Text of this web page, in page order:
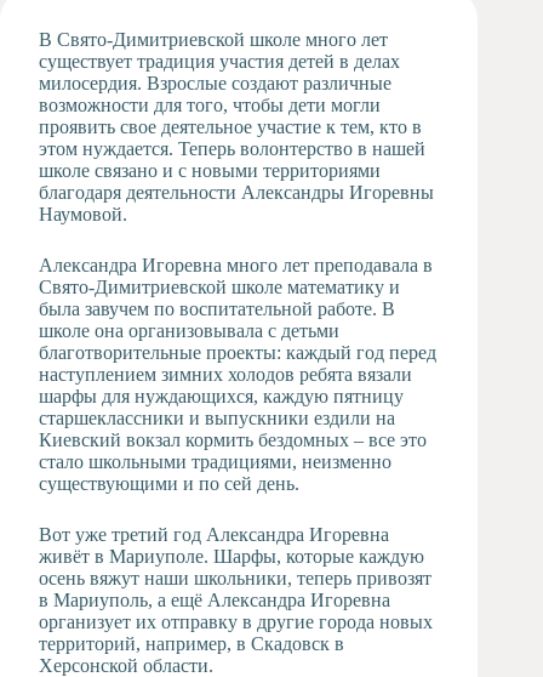
студия
Музыкальное
отделение
Психологическая
Служба
Тьюторская
служба
В Свято-Димитриевской школе много лет
существует традиция участия детей в делах
милосердия. Взрослые создают различные
возможности для того, чтобы дети могли
проявить свое деятельное участие к тем, кто в
этом нуждается. Теперь волонтерство в нашей
школе связано и с новыми территориями
благодаря деятельности Александры Игоревны
Наумовой.
Александра Игоревна много лет преподавала в
Свято-Димитриевской школе математику и
была завучем по воспитательной работе. В
школе она организовывала с детьми
благотворительные проекты: каждый год перед
наступлением зимних холодов ребята вязали
шарфы для нуждающихся, каждую пятницу
старшеклассники и выпускники ездили на
Киевский вокзал кормить бездомных – все это
стало школьными традициями, неизменно
существующими и по сей день.
Вот уже третий год Александра Игоревна
живёт в Мариуполе. Шарфы, которые каждую
осень вяжут наши школьники, теперь привозят
в Мариуполь, а ещё Александра Игоревна
организует их отправку в другие города новых
территорий, например, в Скадовск в
Херсонской области.